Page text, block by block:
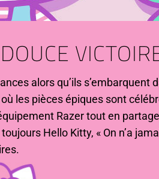
alors qu’ils s’embarquent
les pièces épiques sont
Razer tout en
Hello Kitty, « On n’a